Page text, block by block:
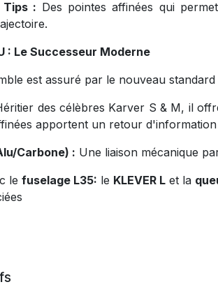
: Des pointes affinées qui
: Le Successeur Moderne
est assuré par le nouveau standard
des célèbres Karver S & M, il
apportent un retour
Carbone) : Une liaison mécanique
le fuselage L35: le KLEVER L et la